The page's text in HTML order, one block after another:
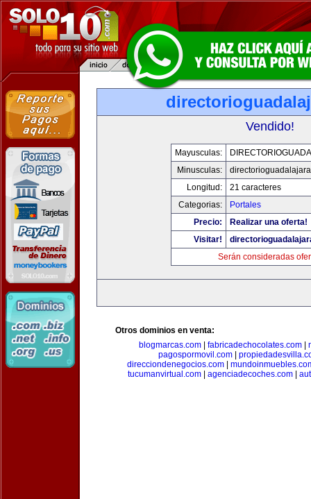
Vendido!
Mayusculas:
Minusculas:
Longitud:
21 caracteres
Categorias:
Portales
Precio:
Realizar una oferta!
Visitar!
Serán consideradas
Otros dominios en venta:
blogmarcas.com
fabricadechocolates.com
pagospormovil.com
direcciondenegocios.com
tucumanvirtual.com| agenciadecoches.com|